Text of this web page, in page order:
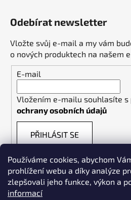
Používáme cookies, abychom
prohlížení webu a díky analýze
zlepšovali jeho funkce, výkon a
informací
Odebírat newsletter
Vložte svůj e-mail a my vám
o nových produktech na našem
E-mail
Vložením e-mailu souhlasíte s
ochrany osobních údajů
PŘIHLÁSIT SE